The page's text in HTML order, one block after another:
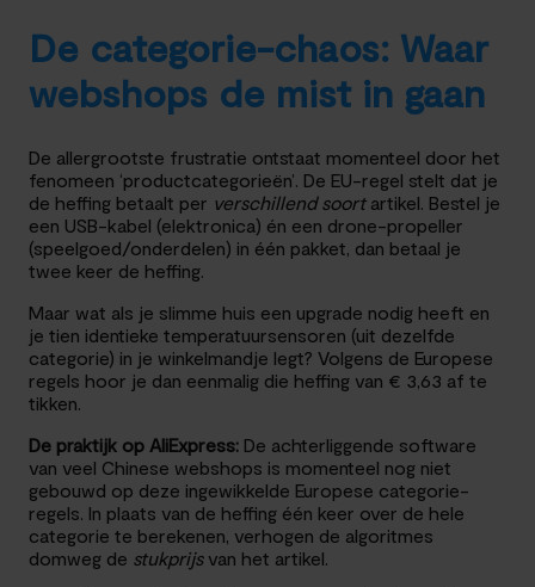
De categorie-chaos: Waar
webshops de mist in gaan
De allergrootste frustratie ontstaat momenteel door het
fenomeen ‘productcategorieën’. De EU-regel stelt dat je
de heffing betaalt per verschillend soortartikel. Bestel je
een USB-kabel (elektronica) én een drone-propeller
(speelgoed/onderdelen) in één pakket, dan betaal je
twee keer de heffing.
Maar wat als je slimme huis een upgrade nodig heeft en
je tien identieke temperatuursensoren (uit dezelfde
categorie) in je winkelmandje legt? Volgens de Europese
regels hoor je dan eenmalig die heffing van € 3,63 af te
tikken.
De praktijk op AliExpress: De achterliggende software
van veel Chinese webshops is momenteel nog niet
gebouwd op deze ingewikkelde Europese categorie-
regels. In plaats van de heffing één keer over de hele
categorie te berekenen, verhogen de algoritmes
domweg de stukprijsvan het artikel.